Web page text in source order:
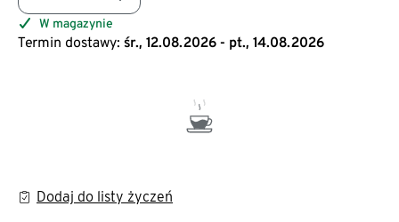
W magazynie
Termin dostawy: śr., 12.08.2026 - pt., 14.08.2026
Dodaj do listy życzeń